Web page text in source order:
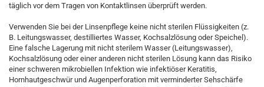
täglich vor dem Tragen von Kontaktlinsen überprüft werden.
Verwenden Sie bei der Linsenpflege keine nicht sterilen Flüssigkeiten (z.
B. Leitungswasser, destilliertes Wasser, Kochsalzlösung oder Speichel).
Eine falsche Lagerung mit nicht sterilem Wasser (Leitungswasser),
Kochsalzlösung oder einer anderen nicht sterilen Lösung kann das Risiko
einer schweren mikrobiellen Infektion wie infektiöser Keratitis,
Hornhautgeschwür und Augenperforation mit verminderter Sehschärfe